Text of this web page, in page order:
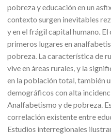
pobreza y educación en un
contexto surgen inevitables
y en el frágil capital humano.
primeros lugares en
pobreza. La característica de
vive en áreas rurales, y la
en la población total, también
demográficos con alta
Analfabetismo y de pobreza.
correlación existente entre
Estudios interregionales